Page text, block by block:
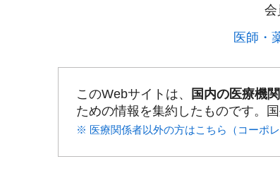
会
医師・
このWebサイトは、 国内の医療機
ための情報を集約したものです。
※ 医療関係者以外の方はこちら（コーポレ